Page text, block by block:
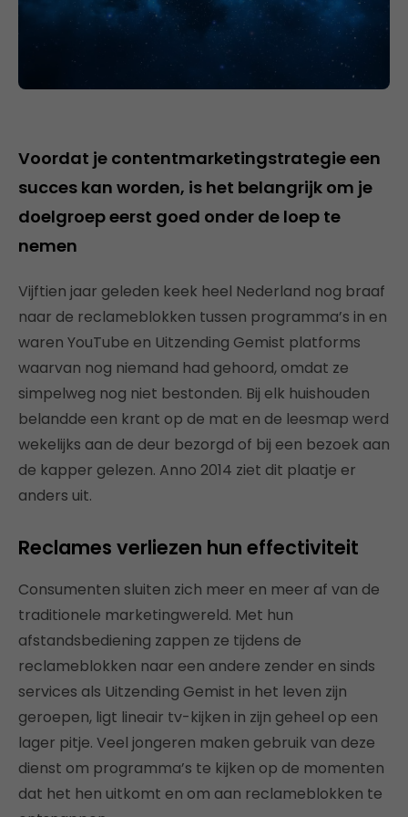
Voordat je contentmarketingstrategie een
succes kan worden, is het belangrijk om je
doelgroep eerst goed onder de loep te
nemen
Vijftien jaar geleden keek heel Nederland nog braaf
naar de reclameblokken tussen programma’s in en
waren YouTube en Uitzending Gemist platforms
waarvan nog niemand had gehoord, omdat ze
simpelweg nog niet bestonden. Bij elk huishouden
belandde een krant op de mat en de leesmap werd
wekelijks aan de deur bezorgd of bij een bezoek aan
de kapper gelezen. Anno 2014 ziet dit plaatje er
anders uit.
Reclames verliezen hun effectiviteit
Consumenten sluiten zich meer en meer af van de
traditionele marketingwereld. Met hun
afstandsbediening zappen ze tijdens de
reclameblokken naar een andere zender en sinds
services als Uitzending Gemist in het leven zijn
geroepen, ligt lineair tv-kijken in zijn geheel op een
lager pitje. Veel jongeren maken gebruik van deze
dienst om programma’s te kijken op de momenten
dat het hen uitkomt en om aan reclameblokken te